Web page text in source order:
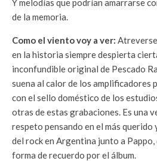
Y melodías que podrían amarrarse
de la memoria.
Como el viento voy a ver:
en la historia siempre despierta
inconfundible original de Pescado
suena al calor de los amplificadores
con el sello doméstico de los
otras de estas grabaciones. Es una
respeto pensando en el más
del rock en Argentina junto a Pappo,
forma de recuerdo por el álbum.